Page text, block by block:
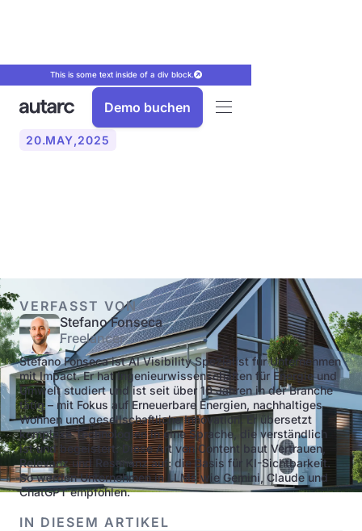
This is some text inside of a div block.
Demo buchen
20.MAY,2025
VERFASST VON
Stefano Fonseca
Freelancer
Stefano Fonseca ist AI Visibility Spezialist für Unternehmen
mit Impact. Er hat Ingenieurwissenschaften für Energie und
Umwelt studiert und ist seit über 10 Jahren in der Branche
tätig – mit Fokus auf Erneuerbare Energien, nachhaltiges
Wohnen und gesellschaftliche Innovation. Er übersetzt
komplexe Technologien in eine Sprache, die verständlich
ist und begeistert. Diese Art von Content baut Vertrauen,
Relevanz und Resonanz auf: die Basis für KI-Sichtbarkeit.
So werden Unternehmen in LLMs wie Gemini, Claude und
ChatGPT empfohlen.
IN DIESEM ARTIKEL